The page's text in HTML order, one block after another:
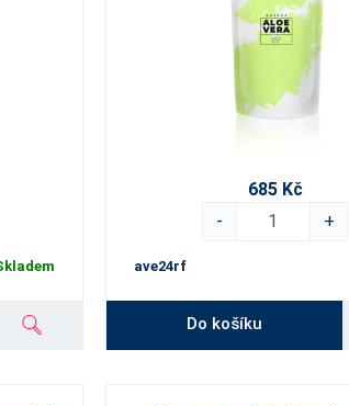
685 Kč
-
+
ave24rf
Do košíku